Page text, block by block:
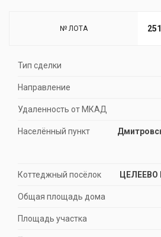
№ ЛОТА
Тип сделки
Направление
Удаленность от МКАД
Населённый пункт
Коттеджный посёлок
Общая площадь дома
Площадь участка